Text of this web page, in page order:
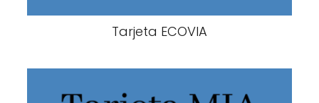
Tarjeta ECOVIA